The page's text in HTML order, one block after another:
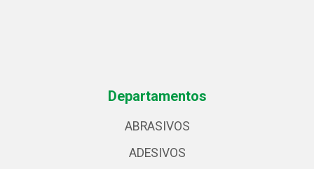
Departamentos
ABRASIVOS
ADESIVOS